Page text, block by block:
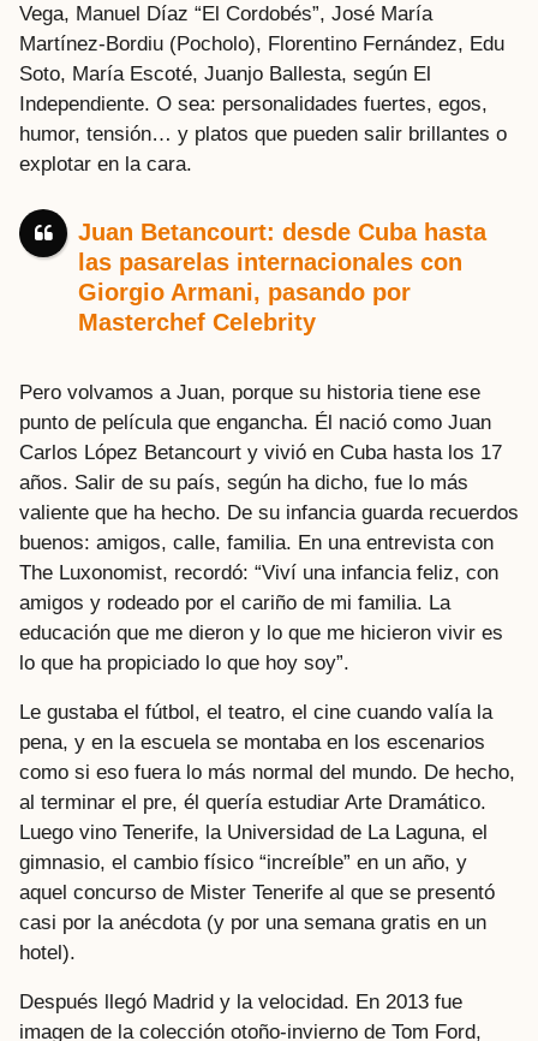
Vega, Manuel Díaz “El Cordobés”, José María
Martínez-Bordiu (Pocholo), Florentino Fernández, Edu
Soto, María Escoté, Juanjo Ballesta, según El
Independiente. O sea: personalidades fuertes, egos,
humor, tensión… y platos que pueden salir brillantes o
explotar en la cara.
Juan Betancourt: desde Cuba hasta
las pasarelas internacionales con
Giorgio Armani, pasando por
Masterchef Celebrity
Pero volvamos a Juan, porque su historia tiene ese
punto de película que engancha. Él nació como Juan
Carlos López Betancourt y vivió en Cuba hasta los 17
años. Salir de su país, según ha dicho, fue lo más
valiente que ha hecho. De su infancia guarda recuerdos
buenos: amigos, calle, familia. En una entrevista con
The Luxonomist, recordó: “Viví una infancia feliz, con
amigos y rodeado por el cariño de mi familia. La
educación que me dieron y lo que me hicieron vivir es
lo que ha propiciado lo que hoy soy”.
Le gustaba el fútbol, el teatro, el cine cuando valía la
pena, y en la escuela se montaba en los escenarios
como si eso fuera lo más normal del mundo. De hecho,
al terminar el pre, él quería estudiar Arte Dramático.
Luego vino Tenerife, la Universidad de La Laguna, el
gimnasio, el cambio físico “increíble” en un año, y
aquel concurso de Mister Tenerife al que se presentó
casi por la anécdota (y por una semana gratis en un
hotel).
Después llegó Madrid y la velocidad. En 2013 fue
imagen de la colección otoño-invierno de Tom Ford,